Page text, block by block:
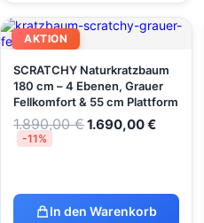
AKTION
SCRATCHY Naturkratzbaum
180 cm – 4 Ebenen, Grauer
Fellkomfort & 55 cm Plattform
1.890,00€1.690,00€
-11%
In den Warenkorb